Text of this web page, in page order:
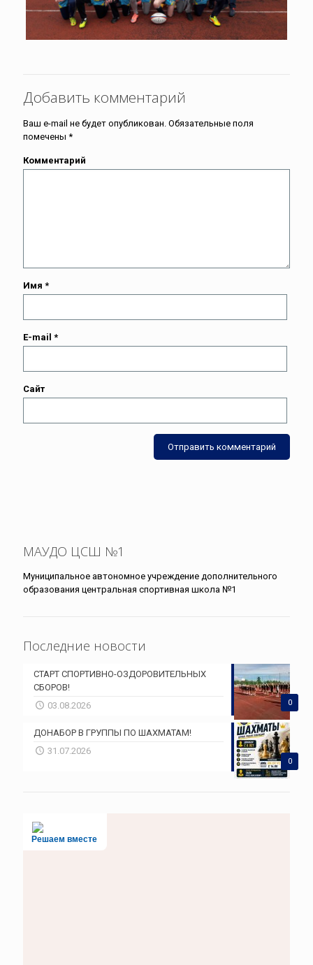
Добавить комментарий
Ваш e-mail не будет опубликован. Обязательные поля
помечены *
Комментарий
Имя *
E-mail *
Сайт
МАУДО ЦСШ №1
Муниципальное автономное учреждение дополнительного
образования центральная спортивная школа №1
Последние новости
0
СТАРТ СПОРТИВНО-ОЗДОРОВИТЕЛЬНЫХ
СБОРОВ!
03.08.2026
0
ДОНАБОР В ГРУППЫ ПО ШАХМАТАМ!
31.07.2026
Решаем вместе